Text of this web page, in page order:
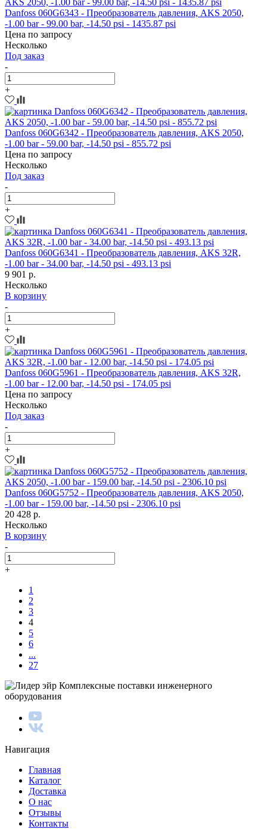
Danfoss 060G6343 - Преобразователь давления, AKS 2050,
-1.00 bar - 99.00 bar, -14.50 psi - 1435.87 psi
Цена по запросу
Несколько
Под заказ
-
+
Danfoss 060G6342 - Преобразователь давления, AKS 2050,
-1.00 bar - 59.00 bar, -14.50 psi - 855.72 psi
Цена по запросу
Несколько
Под заказ
-
+
Danfoss 060G6341 - Преобразователь давления, AKS 32R,
-1.00 bar - 34.00 bar, -14.50 psi - 493.13 psi
9 901 р.
Несколько
В корзину
-
+
Danfoss 060G5961 - Преобразователь давления, AKS 32R,
-1.00 bar - 12.00 bar, -14.50 psi - 174.05 psi
Цена по запросу
Несколько
Под заказ
-
+
Danfoss 060G5752 - Преобразователь давления, AKS 2050,
-1.00 bar - 159.00 bar, -14.50 psi - 2306.10 psi
20 428 р.
Несколько
В корзину
-
+
1
2
3
4
5
6
...
27
Комплексные поставки инженерного
оборудования
Навигация
Главная
Каталог
Доставка
О нас
Отзывы
Контакты